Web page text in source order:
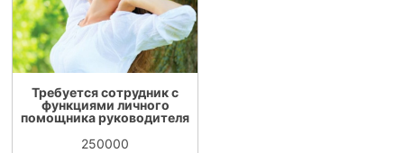
Требуется сотрудник с
функциями личного
помощника руководителя
250000